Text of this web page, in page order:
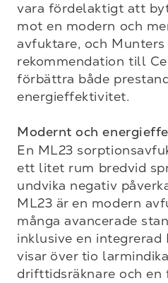
vara fördelaktigt att
mot en modern och
avfuktare, och
rekommendation till
förbättra både
energieffektivitet.
Modernt och
En ML23
ett litet rum bredvid
undvika negativ
ML23 är en modern
många avancerade
inklusive en integrerad
visar över tio
drifttidsräknare och